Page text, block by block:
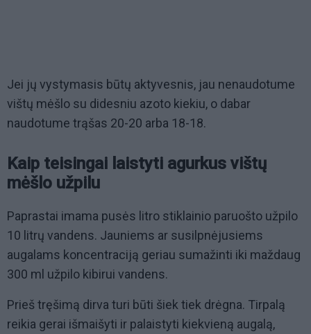
Jei jų vystymasis būtų aktyvesnis, jau nenaudotume
vištų mėšlo su didesniu azoto kiekiu, o dabar
naudotume trąšas 20-20 arba 18-18.
Kaip teisingai laistyti agurkus vištų
mėšlo užpilu
Paprastai imama pusės litro stiklainio paruošto užpilo
10 litrų vandens. Jauniems ar susilpnėjusiems
augalams koncentraciją geriau sumažinti iki maždaug
300 ml užpilo kibirui vandens.
Prieš tręšimą dirva turi būti šiek tiek drėgna. Tirpalą
reikia gerai išmaišyti ir palaistyti kiekvieną augalą,